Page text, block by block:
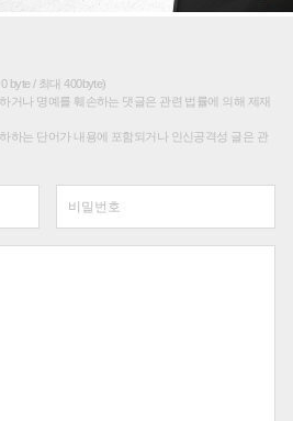
byte / 최대 400byte)
거나 명예를 훼손하는 댓글은 관련 법률에 의해 제재
하는 단어가 내용에 포함되거나 인신공격성 글은 관